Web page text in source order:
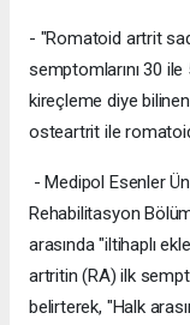
- "Romatoid artrit
semptomlarını 30
kireçleme diye
osteartrit ile romatoid
- Medipol Esenler
Rehabilitasyon
arasında "iltihaplı
artritin (RA) ilk
belirterek, "Halk